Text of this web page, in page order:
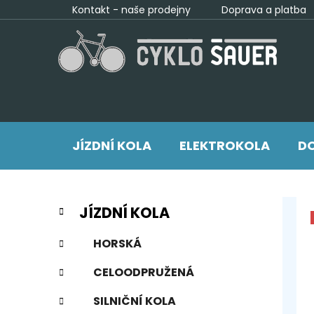
na
Kontakt - naše prodejny Doprava a platba
JÍZDNÍ KOLA ELEKTROKOLA
P
s
r
a
Přeskočit
kategorie
K
a
e
g
o
r
JÍZDNÍ KOLA
HORSKÁ
CELOODPRUŽENÁ
SILNIČNÍ KOLA